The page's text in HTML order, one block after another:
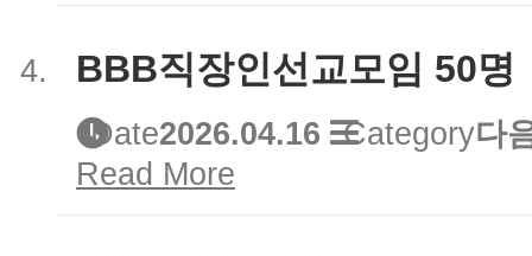
BBB직장인선교모임 50명
Date2026.04.16 Category다
Read More